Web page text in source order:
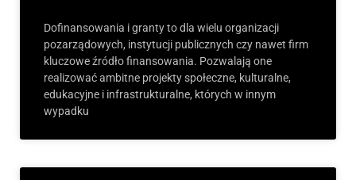
Dofinansowania i granty to dla wielu organizacji
pozarządowych, instytucji publicznych czy nawet firm
kluczowe źródło finansowania. Pozwalają one
realizować ambitne projekty społeczne, kulturalne,
edukacyjne i infrastrukturalne, których w innym
wypadku